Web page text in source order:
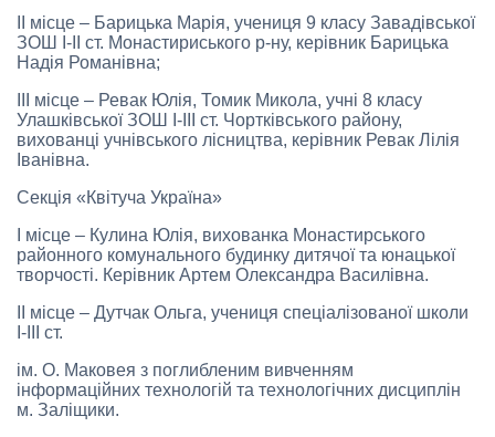
ІІ місце – Барицька Марія, учениця 9 класу Завадівської
ЗОШ І-ІІ ст. Монастириського р-ну, керівник Барицька
Надія Романівна;
ІІІ місце – Ревак Юлія, Томик Микола, учні 8 класу
Улашківської ЗОШ І-ІІІ ст. Чортківського району,
вихованці учнівського лісництва, керівник Ревак Лілія
Іванівна.
Секція «Квітуча Україна»
І місце – Кулина Юлія, вихованка Монастирського
районного комунального будинку дитячої та юнацької
творчості. Керівник Артем Олександра Василівна.
ІІ місце – Дутчак Ольга, учениця спеціалізованої школи
І-ІІІ ст.
ім. О. Маковея з поглибленим вивченням
інформаційних технологій та технологічних дисциплін
м. Заліщики.